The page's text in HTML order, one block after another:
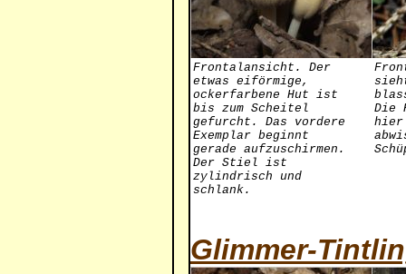
Frontalansicht. Der
etwas eiförmige,
ockerfarbene Hut ist
bis zum Scheitel
gefurcht. Das vordere
Exemplar beginnt
gerade aufzuschirmen.
Der Stiel ist
zylindrisch und
schlank.
Die
Glimmer-